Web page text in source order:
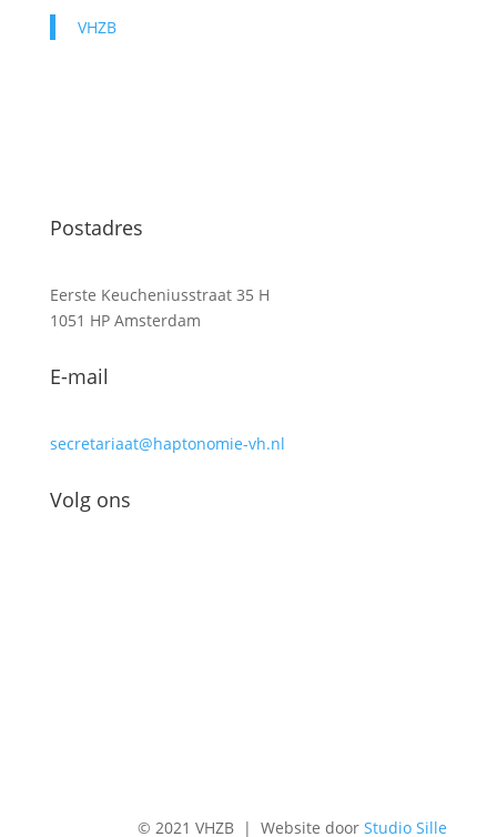
VHZB
Postadres
Eerste Keucheniusstraat 35 H
1051 HP Amsterdam
E-mail
secretariaat@haptonomie-vh.nl
Volg ons
© 2021 VHZB | Website doorStudio Sille